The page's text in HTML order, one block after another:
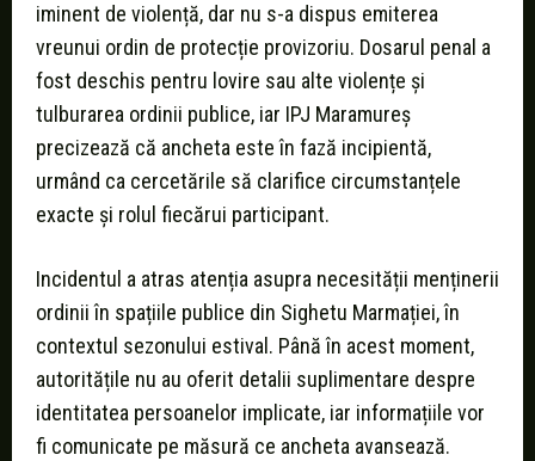
iminent de violență, dar nu s-a dispus emiterea
vreunui ordin de protecție provizoriu. Dosarul penal a
fost deschis pentru lovire sau alte violențe și
tulburarea ordinii publice, iar IPJ Maramureș
precizează că ancheta este în fază incipientă,
urmând ca cercetările să clarifice circumstanțele
exacte și rolul fiecărui participant.
Incidentul a atras atenția asupra necesității menținerii
ordinii în spațiile publice din Sighetu Marmației, în
contextul sezonului estival. Până în acest moment,
autoritățile nu au oferit detalii suplimentare despre
identitatea persoanelor implicate, iar informațiile vor
fi comunicate pe măsură ce ancheta avansează.